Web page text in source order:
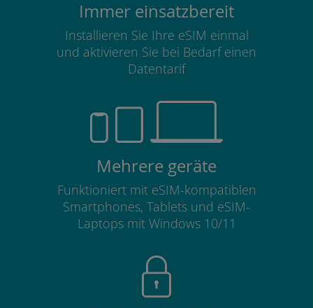
Immer einsatzbereit
Installieren Sie Ihre eSIM einmal
und aktivieren Sie bei Bedarf einen
Datentarif
Mehrere geräte
Funktioniert mit eSIM-kompatiblen
Smartphones, Tablets und eSIM-
Laptops mit Windows 10/11